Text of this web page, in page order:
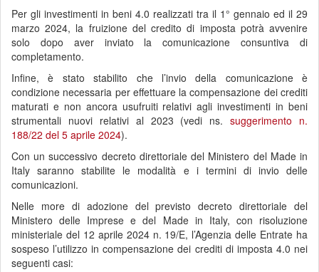
Per gli investimenti in beni 4.0 realizzati tra il 1° gennaio ed il 29
marzo 2024, la fruizione del credito di imposta potrà avvenire
solo dopo aver inviato la comunicazione consuntiva di
completamento.
Infine, è stato stabilito che l’invio della comunicazione è
condizione necessaria per effettuare la compensazione dei crediti
maturati e non ancora usufruiti relativi agli investimenti in beni
strumentali nuovi relativi al 2023 (vedi ns.suggerimento n.
188/22 del 5 aprile 2024).
Con un successivo decreto direttoriale del Ministero del Made in
Italy saranno stabilite le modalità e i termini di invio delle
comunicazioni.
Nelle more di adozione del previsto decreto direttoriale del
Ministero delle Imprese e del Made in Italy, con risoluzione
ministeriale del 12 aprile 2024 n. 19/E, l’Agenzia delle Entrate ha
sospeso l’utilizzo in compensazione dei crediti di imposta 4.0 nei
seguenti casi: